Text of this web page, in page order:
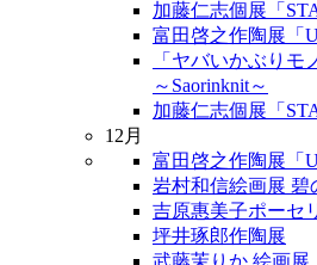
加藤仁志個展「
富田啓之作陶展「
「ヤバいかぶりモ
～Saorinknit～
加藤仁志個展「
12月
富田啓之作陶展「
岩村和信絵画展 碧
吉原惠美子ポーセ
坪井琢郎作陶展
武藤茉りか 絵画展